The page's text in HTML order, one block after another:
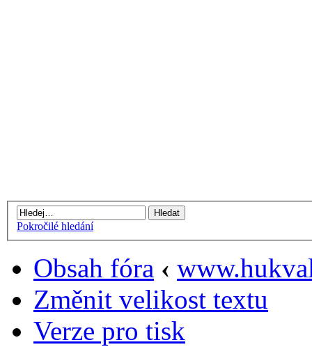
Pokročilé hledání
Obsah fóra ‹
Změnit velikost textu
Verze pro tisk